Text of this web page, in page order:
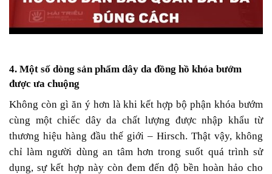
4. Một số dòng sản phẩm dây da đồng hồ khóa bướm
được ưa chuộng
Không còn gì ăn ý hơn là khi kết hợp bộ phận khóa bướm
cùng một chiếc dây da chất lượng được nhập khẩu từ
thương hiệu hàng đầu thế giới – Hirsch. Thật vậy, không
chỉ làm người dùng an tâm hơn trong suốt quá trình sử
dụng, sự kết hợp này còn đem đến độ bền hoàn hảo cho